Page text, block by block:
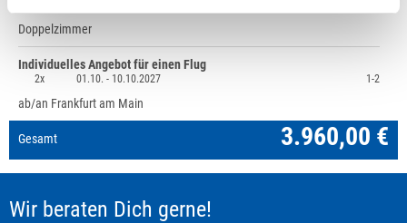
Doppelzimmer
Individuelles Angebot für einen Flug
2x 01.10. -10.10.2027 1-2
ab/an Frankfurt am Main
Gesamt 3.960,00 €
Wir beraten Dich gerne!